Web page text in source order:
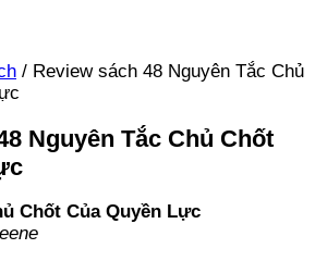
/ Review sách 48 Nguyên Tắc Chủ
Nguyên Tắc Chủ Chốt
Chốt Của Quyền Lực